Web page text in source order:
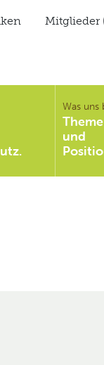
Mitglieder
Was uns
und